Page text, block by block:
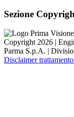
Sezione
Copyright 2026 |
Parma S.p.A. |
Disclaimer